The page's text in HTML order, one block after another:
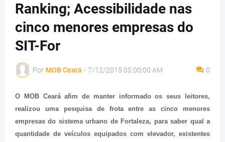
Ranking; Acessibilidade nas
cinco menores empresas do
SIT-For
Por MOB Ceará - 7/12/2015 05:00:00 AM 0
O MOB Ceará afim de manter informado os seus leitores,
realizou uma pesquisa de frota entre as cinco menores
empresas do sistema urbano de Fortaleza, para saber qual a
quantidade de veículos equipados com elevador, existentes